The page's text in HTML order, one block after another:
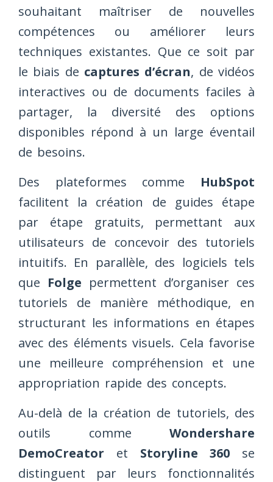
souhaitant maîtriser de nouvelles
compétences ou améliorer leurs
techniques existantes. Que ce soit par
le biais de captures d’écran, de vidéos
interactives ou de documents faciles à
partager, la diversité des options
disponibles répond à un large éventail
de besoins.
Des plateformes comme HubSpot
facilitent la création de guides étape
par étape gratuits, permettant aux
utilisateurs de concevoir des tutoriels
intuitifs. En parallèle, des logiciels tels
que Folge permettent d’organiser ces
tutoriels de manière méthodique, en
structurant les informations en étapes
avec des éléments visuels. Cela favorise
une meilleure compréhension et une
appropriation rapide des concepts.
Au-delà de la création de tutoriels, des
outils comme Wondershare
DemoCreator et Storyline 360 se
distinguent par leurs fonctionnalités